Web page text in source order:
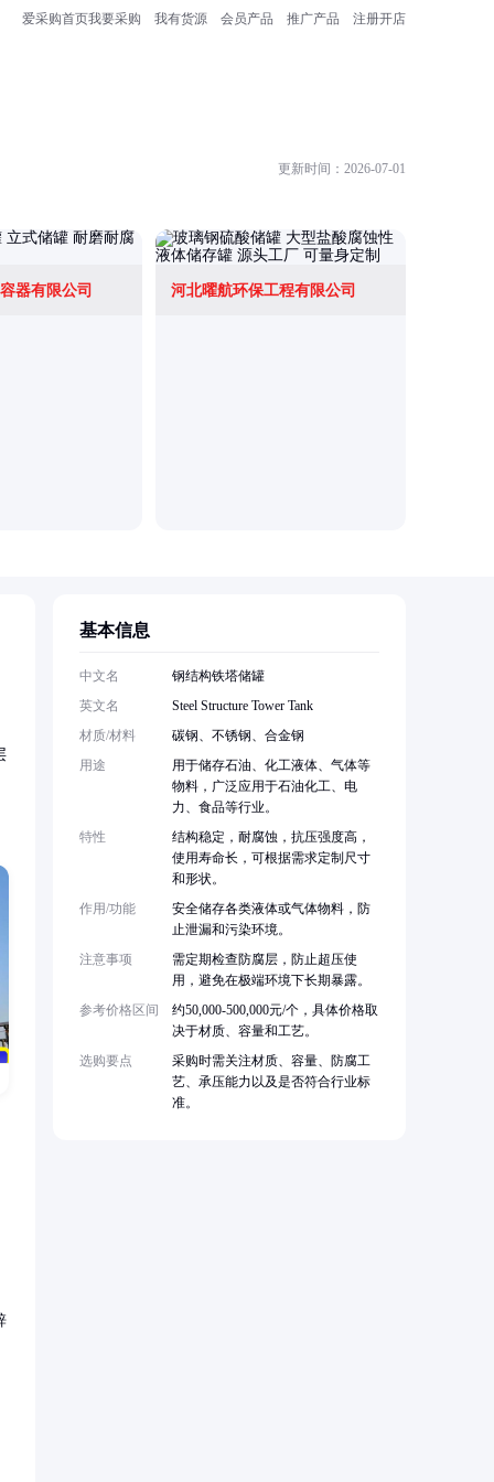
爱采购首页我要采购 我有货源 会员产品 推广产品 注册开店
更新时间：2026-07-01
器有限公司 河北曜航环保工程有限公司
基本信息
中文名
钢结构铁塔储罐
英文名
Steel Structure Tower Tank
材质/材料
碳钢、不锈钢、合金钢
用途
用于储存石油、化工液体、气体等
物料，广泛应用于石油化工、电
力、食品等行业。
特性
结构稳定，耐腐蚀，抗压强度高，
使用寿命长，可根据需求定制尺寸
和形状。
作用/功能
安全储存各类液体或气体物料，防
止泄漏和污染环境。
注意事项
需定期检查防腐层，防止超压使
用，避免在极端环境下长期暴露。
参考价格区间
约50,000-500,000元/个，具体价格取
决于材质、容量和工艺。
选购要点
采购时需关注材质、容量、防腐工
艺、承压能力以及是否符合行业标
准。